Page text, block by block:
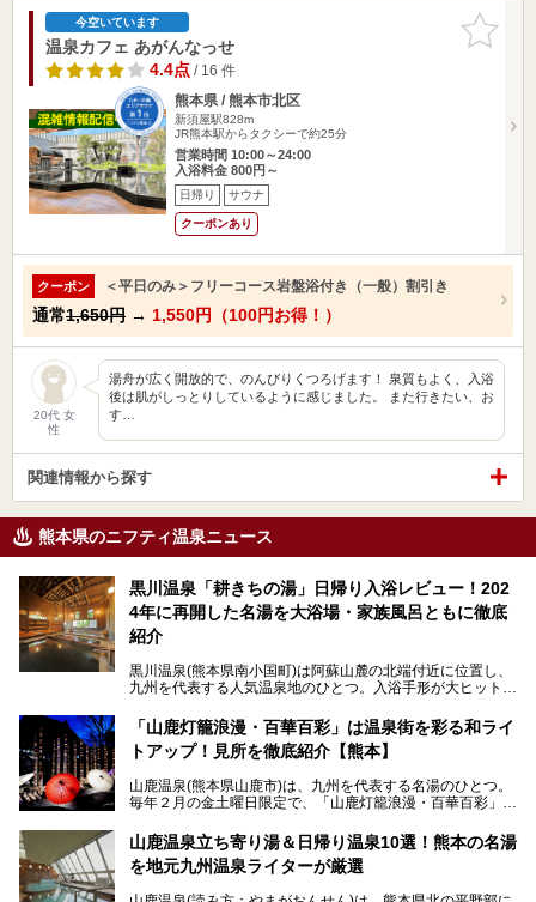
お気に入
りに追加
今空いています
温泉カフェ あがんなっせ
4.4点/ 16 件
熊本県 / 熊本市北区
新須屋駅828m
JR熊本駅からタクシーで約25分
営業時間 10:00～24:00
入浴料金 800円～
日帰り サウナ
クーポンあり
クーポン ＜平日のみ＞フリーコース岩盤浴付き（一般）割引き
通常1,650円 → 1,550円（100円お得！）
20代 女
性
湯舟が広く開放的で、のんびりくつろげます！ 泉質もよく、入浴
後は肌がしっとりしているように感じました。 また行きたい、お
す…
関連情報から探す
熊本県のニフティ温泉ニュース
黒川温泉「耕きちの湯」日帰り入浴レビュー！202
4年に再開した名湯を大浴場・家族風呂ともに徹底
紹介
黒川温泉(熊本県南小国町)は阿蘇山麓の北端付近に位置し、
九州を代表する人気温泉地のひとつ。入浴手形が大ヒット
す。
中でも「耕きち(こうきち)の湯」は露天風呂を持たないもの
り一度廃業しましたが、2024年10月に営業再開。数多くの
温泉ファンに注目される名湯です。
今回は再開した耕きちの湯を訪問し、全浴室(男女別大浴
「山鹿灯籠浪漫・百華百彩」は温泉街を彩る和ライ
トアップ！見所を徹底紹介【熊本】
山鹿温泉(熊本県山鹿市)は、九州を代表する名湯のひとつ。
毎年２月の金土曜日限定で、「山鹿灯籠浪漫・百華百彩」
ます。和傘や竹、ろうそくなどを用いて、和情緒たっぷりの
ライトアップが無料で楽しめます。
山鹿温泉立ち寄り湯＆日帰り温泉10選！熊本の名湯
を地元九州温泉ライターが厳選